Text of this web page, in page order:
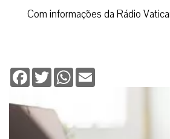
Com informações da Rádio
Facebook
TwitterWhatsApp